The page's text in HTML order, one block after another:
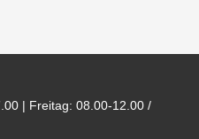
| Freitag: 08.00-12.00 /